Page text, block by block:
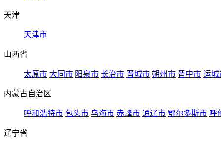
天津
天津市
山西省
太原市 大同市 阳泉市 长治市 晋城市 朔州市 晋中市 运城
内蒙古自治区
呼和浩特市 包头市 乌海市 赤峰市 通辽市 鄂尔多斯市 呼
辽宁省